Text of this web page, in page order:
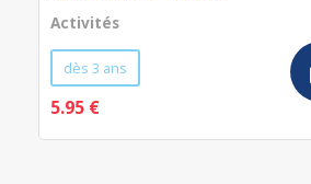
Activités
dès 3 ans
5.95 €